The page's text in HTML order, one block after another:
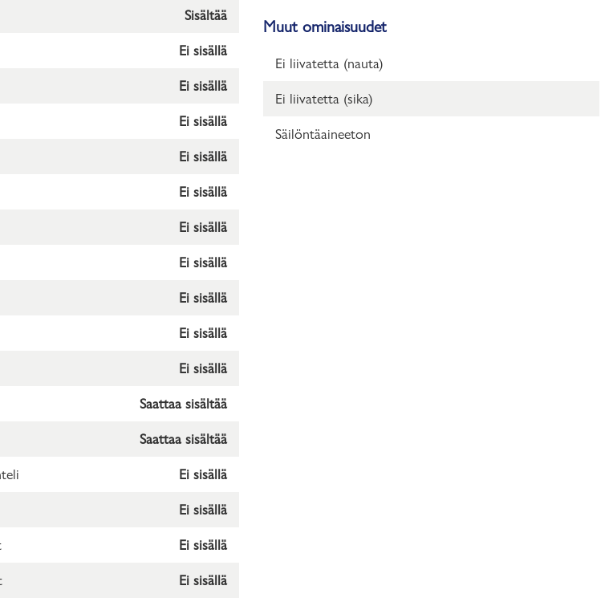
Sisältää
Ei sisällä
Ei sisällä
Ei sisällä
Ei sisällä
Ei sisällä
Ei sisällä
Ei sisällä
Ei sisällä
Ei sisällä
Ei sisällä
Saattaa sisältää
Saattaa sisältää
Ei sisällä
Ei sisällä
Ei sisällä
Ei sisällä
Muut ominaisuudet
Ei liivatetta (nauta)
Ei liivatetta (sika)
Säilöntäaineeton